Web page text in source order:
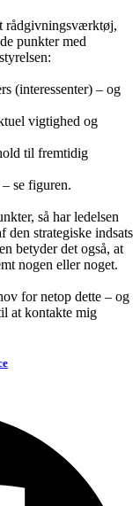
rådgivningsværktøj,
punkter med
(interessenter) – og
vigtighed og
til fremtidig
se figuren.
så har ledelsen
strategiske indsats
betyder det også, at
nogen eller noget.
for netop dette – og
at kontakte mig